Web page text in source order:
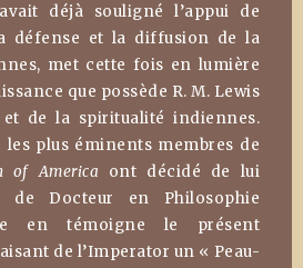
déjà souligné l’appui de
la défense et la diffusion de la
met cette fois en lumière
que possède R. M. Lewis
de la spiritualité indiennes.
les plus éminents membres de
of America ont décidé de lui
Docteur en Philosophie
en témoigne le présent
de l’Imperator un « Peau-